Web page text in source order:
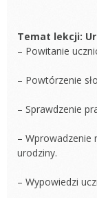
Temat lekcji:
– Powitanie
– Powtórzenie
– Sprawdzenie
– Wprowadzenie
urodziny.
– Wypowiedzi